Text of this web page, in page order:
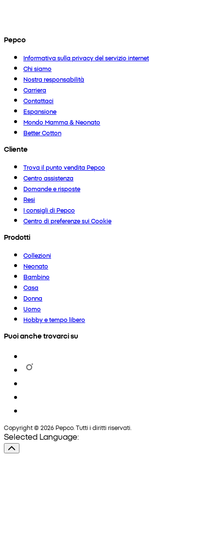
Pepco
Informativa sulla privacy del servizio internet
Chi siamo
Nostra responsabilità
Carriera
Contattaci
Espansione
Mondo Mamma & Neonato
Better Cotton
Cliente
Trova il punto vendita Pepco
Centro assistenza
Domande e risposte
Resi
I consigli di Pepco
Centro di preferenze sui Cookie
Prodotti
Collezioni
Neonato
Bambino
Casa
Donna
Uomo
Hobby e tempo libero
Puoi anche trovarci su
Copyright © 2026 Pepco. Tutti i diritti riservati.
Selected Language: